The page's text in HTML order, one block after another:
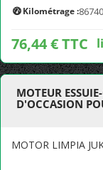
Kilométrage :86740
76,44 € TTC
MOTEUR
D'OCCASION
MOTOR LIMPIA